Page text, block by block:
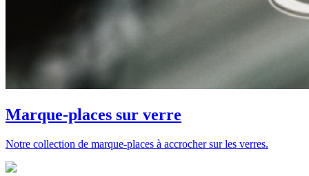
Marque-places sur verre
Notre collection de marque-places à accrocher sur les verres.